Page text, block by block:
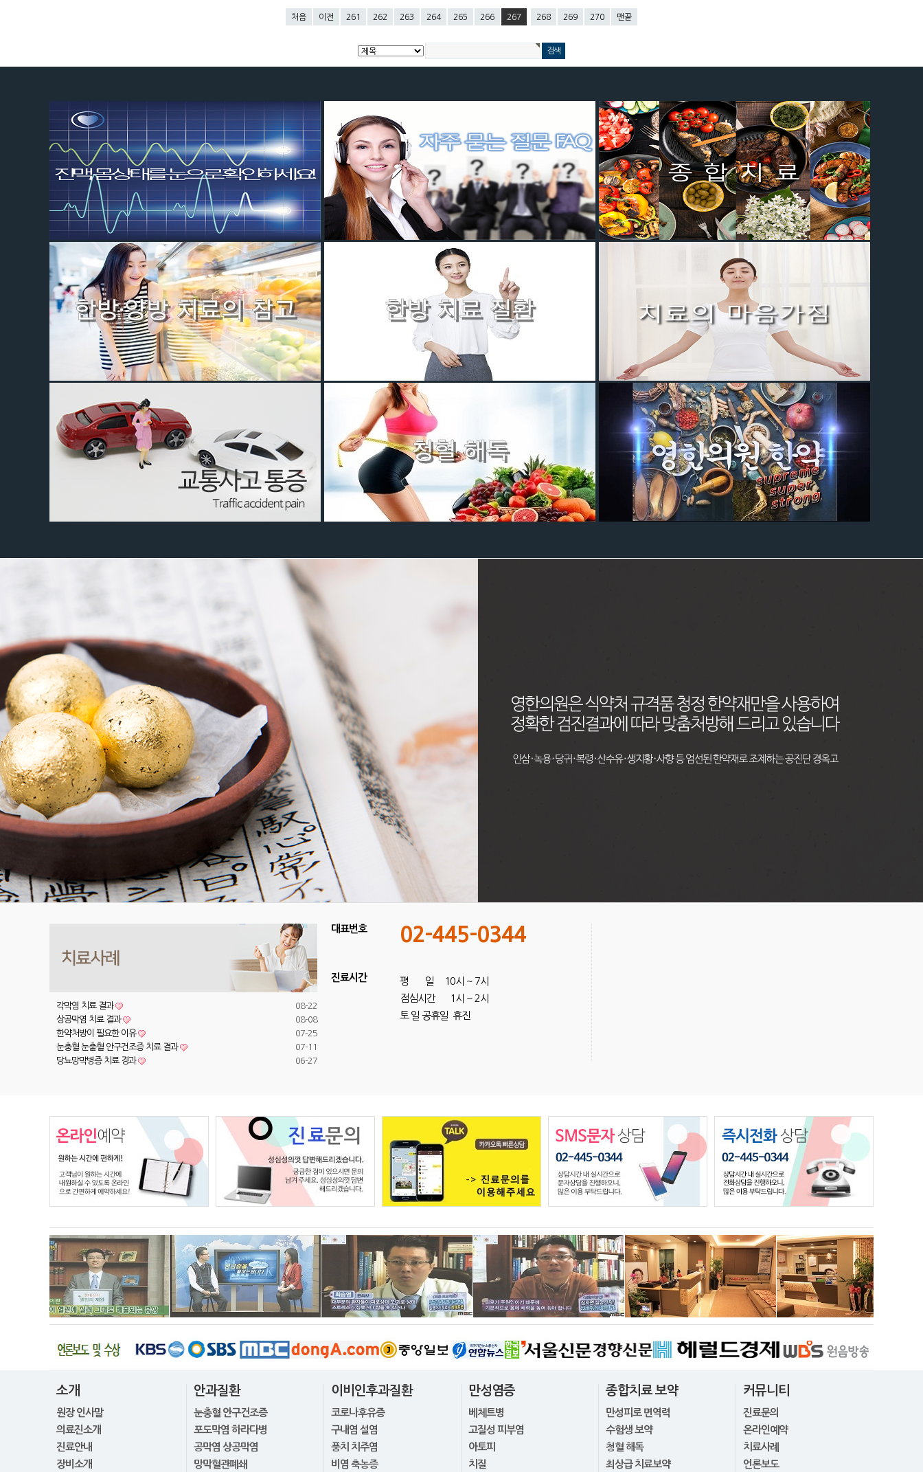
처음 이전 261 262 263 264 265 266 267 268 269 270 맨끝
각막염 치료 결과
08-22
상공막염 치료 결과
08-08
한약처방이 필요한 이유
07-25
눈충혈 눈출혈 안구건조증 치료 결과
07-11
당뇨망막병증 치료 경과
06-27
대표번호 02-445-0344
진료시간
평 일 10시 ~ 7시
점심시간 1시 ~ 2시
토 일 공휴일 휴진
소개
원장 인사말
의료진소개
진료안내
장비소개
안과질환
눈충혈 안구건조증
포도막염 하라다병
공막염 상공막염
망막혈관폐쇄
이비인후과질환
코로나후유증
구내염 설염
풍치 치주염
비염 축농증
만성염증
베체트병
고질성 피부염
아토피
치질
종합치료 보약
만성피로 면역력
수험생 보약
청혈 해독
최상급 치료보약
커뮤니티
진료문의
온라인예약
치료사례
언론보도